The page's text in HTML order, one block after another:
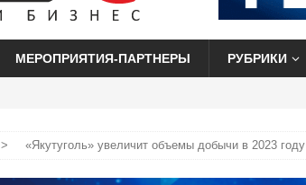
МЕРОПРИЯТИЯ-ПАРТНЕРЫ РУБРИКИ
> «Якутуголь» увеличит объемы добычи в 2023 году